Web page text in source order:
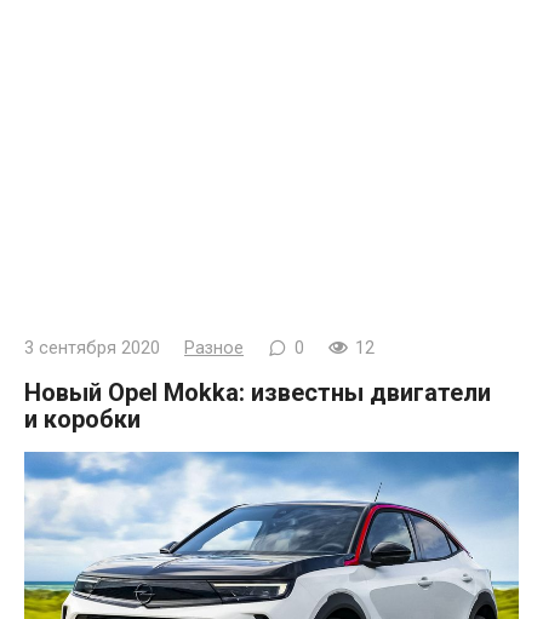
3 сентября 2020 Разное 0 12
Новый Opel Mokka: известны двигатели
и коробки